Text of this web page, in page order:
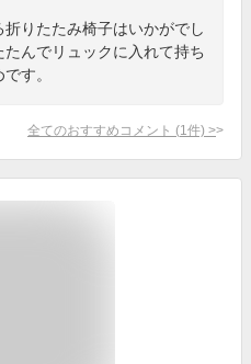
りたたみ椅子はいかがでし
んでリュックに入れて持ち
す。
全てのおすすめコメント (1 件) >